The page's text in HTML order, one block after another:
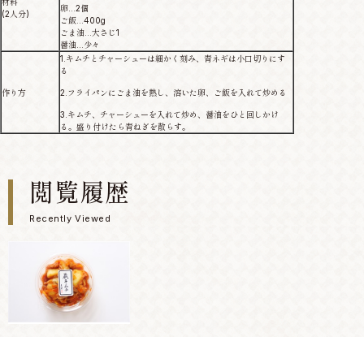
(2人分)
卵…2個
ご飯…400g
ごま油…大さじ1
醤油…少々
作り方
1.キムチとチャーシューは細かく刻み、青ネギは小口切りにす
る
2.フライパンにごま油を熱し、溶いた卵、ご飯を入れて炒める
3.キムチ、チャーシューを入れて炒め、醤油をひと回しかけ
る。盛り付けたら青ねぎを散らす。
閲覧履歴
Recently Viewed